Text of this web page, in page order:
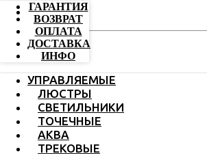
ГАРАНТИЯ
ВОЗВРАТ
ОПЛАТА
ДОСТАВКА
ИНФО
УПРАВЛЯЕМЫЕ
ЛЮСТРЫ
СВЕТИЛЬНИКИ
ТОЧЕЧНЫЕ
АКВА
ТРЕКОВЫЕ